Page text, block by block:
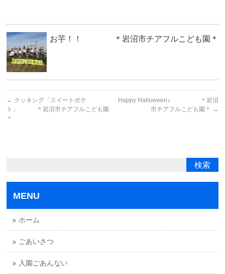
お芋！！ ＊岩沼市チアフルこども園＊
← クッキング「スイートポテ
ト」 ＊岩沼市チアフルこども園
＊
Happy Halloween♪ ＊岩沼
市チアフルこども園＊
→
MENU
ホーム
ごあいさつ
入園ごあんない